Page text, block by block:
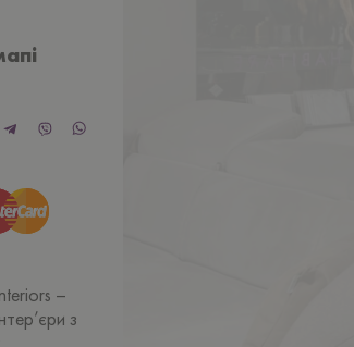
–
з